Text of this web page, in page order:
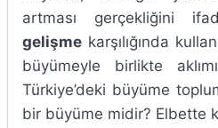
artması gerçekliğini
gelişme karşılığında
büyümeyle birlikte
Türkiye’deki büyüme
bir büyüme midir? Elbette